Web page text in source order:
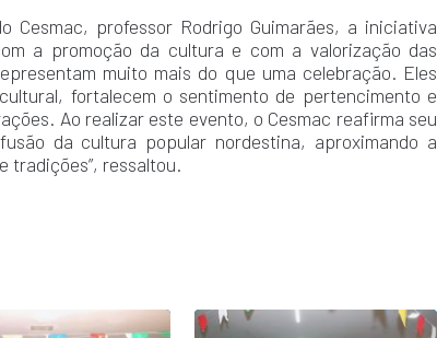
Cesmac, professor Rodrigo Guimarães, a iniciativa
a promoção da cultura e com a valorização das
muito mais do que uma celebração. Eles
fortalecem o sentimento de pertencimento e
Ao realizar este evento, o Cesmac reafirma seu
da cultura popular nordestina, aproximando a
tradições”, ressaltou.